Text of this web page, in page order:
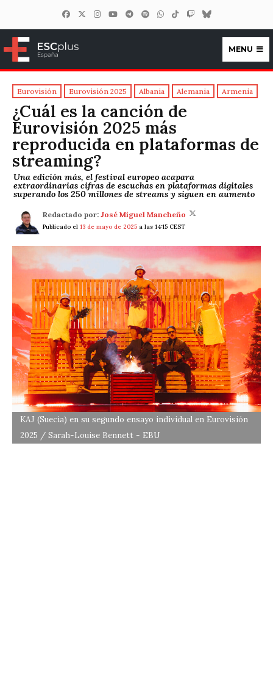
ESCplus España
MENU
Eurovisión Eurovisión 2025 Albania Alemania Armenia
¿Cuál es la canción de
Eurovisión 2025 más
reproducida en plataformas de
streaming?
Una edición más, el festival europeo acapara
extraordinarias cifras de escuchas en plataformas digitales
superando los 250 millones de streams y siguen en aumento
Redactado por: José Miguel Mancheño
Publicado el 13 de mayo de 2025 a las 14:15 CEST
KAJ (Suecia) en su segundo ensayo individual en Eurovisión
2025 / Sarah-Louise Bennett - EBU